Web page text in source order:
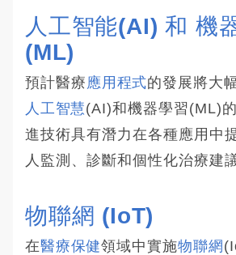
人工智能(AI) 和 機
(ML)
預計醫療 應用程式的發展將大
人工智慧(AI)和機器學習(ML)
進技術具有潛力在各種應用中
人監測、診斷和個性化治療建
物聯網 (IoT)
在醫療保健領域中實施物聯網